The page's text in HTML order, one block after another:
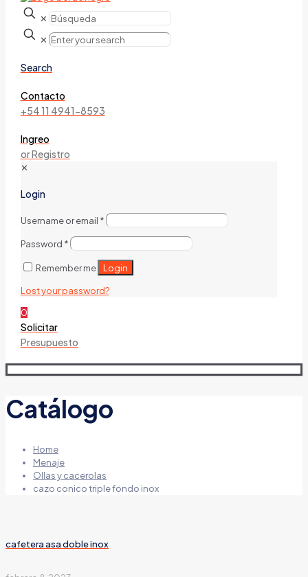
✕
✕
Search
Contacto
+54 11 4941-8593
Ingreo
or Registro
✕
Login
Username or email *
Password *
Remember me Login
Lost your password?
0
Solicitar
Presupuesto
Catálogo
Home
Menaje
Ollas y cacerolas
cazo conico triple fondo inox
cafetera asa doble inox